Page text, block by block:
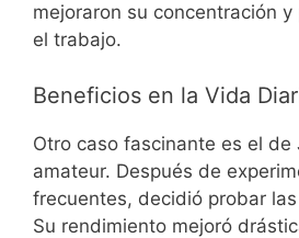
mejoraron su concentración
el trabajo.
Beneficios en la Vida
Otro caso fascinante es el de
amateur. Después de
frecuentes, decidió probar las
Su rendimiento mejoró